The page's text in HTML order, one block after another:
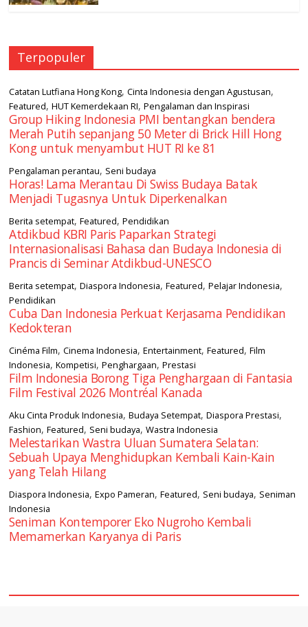
Terpopuler
Catatan Lutfiana Hong Kong,Cinta Indonesia dengan Agustusan,
Featured,HUT Kemerdekaan RI,Pengalaman dan Inspirasi
Group Hiking Indonesia PMI bentangkan bendera
Merah Putih sepanjang 50 Meter di Brick Hill Hong
Kong untuk menyambut HUT RI ke 81
Pengalaman perantau, Seni budaya
Horas! Lama Merantau Di Swiss Budaya Batak
Menjadi Tugasnya Untuk Diperkenalkan
Berita setempat,Featured,Pendidikan
Atdikbud KBRI Paris Paparkan Strategi
Internasionalisasi Bahasa dan Budaya Indonesia di
Prancis di Seminar Atdikbud-UNESCO
Berita setempat,Diaspora Indonesia,Featured,Pelajar Indonesia,
Pendidikan
Cuba Dan Indonesia Perkuat Kerjasama Pendidikan
Kedokteran
Cinéma Film,Cinema Indonesia,Entertainment,Featured,Film
Indonesia,Kompetisi,Penghargaan,Prestasi
Film Indonesia Borong Tiga Penghargaan di Fantasia
Film Festival 2026 Montréal Kanada
Aku Cinta Produk Indonesia,Budaya Setempat,Diaspora Prestasi,
Fashion,Featured, Seni budaya,Wastra Indonesia
Melestarikan Wastra Uluan Sumatera Selatan:
Sebuah Upaya Menghidupkan Kembali Kain-Kain
yang Telah Hilang
Diaspora Indonesia,Expo Pameran,Featured, Seni budaya, Seniman
Indonesia
Seniman Kontemporer Eko Nugroho Kembali
Memamerkan Karyanya di Paris